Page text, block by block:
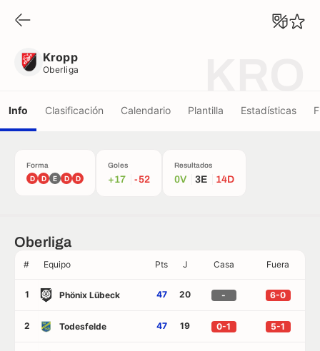
Kropp
Oberliga
Info Clasificación Calendario Plantilla Estadísticas
Forma
D D E D D
Goles
+17 -52
Resultados
0V 3E 14D
Oberliga
# Equipo Pts J Casa Fuera
1 Phönix Lübeck 47 20 - 6-0
2 Todesfelde 47 19 0-1 5-1